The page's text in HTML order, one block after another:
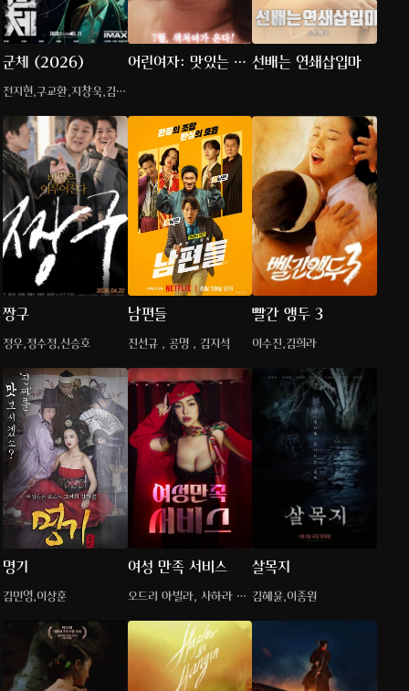
군체 (2026)
전지현,구교환,지창욱,김신
어린여자: 맛있는 관 선배는 연쇄삽입마
짱구
정우,정수정,신승호
남편들
진선규 , 공명 , 김지석
빨간 앵두 3
이수진,김희라
명기
김민영,이상훈
여성 만족 서비스
오드리 아빌라, 사하라 베
살목지
김혜윤,이종원